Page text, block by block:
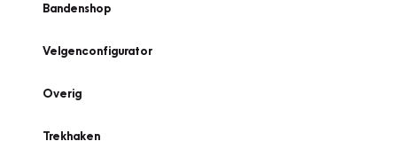
Bandenshop
Velgenconfigurator
Overig
Trekhaken